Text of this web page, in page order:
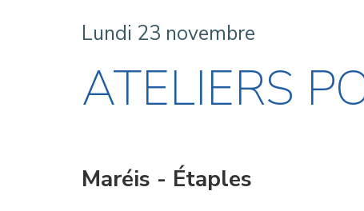
Lundi 23 novembre
ATELIERS
Maréis - Étaples